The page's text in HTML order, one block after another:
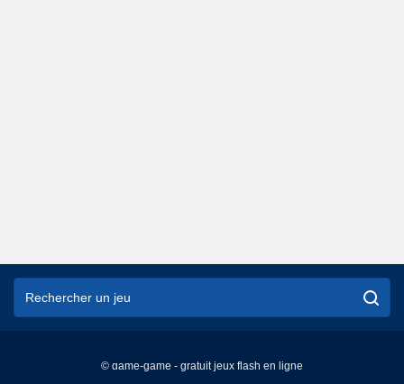
© game-game - gratuit jeux flash en ligne